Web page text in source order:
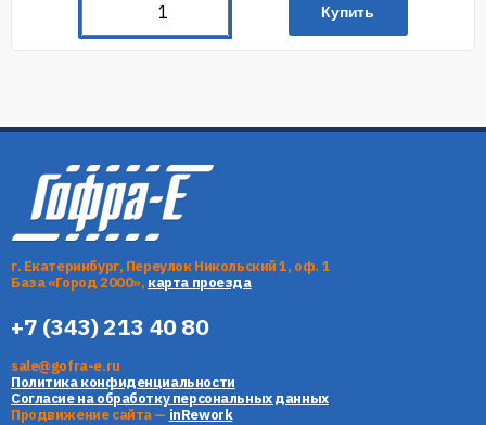
Купить
г. Екатеринбург, Переулок Никольский 1, оф. 1
База «Город 2000», карта проезда
+7 (343) 213 40 80
sale@gofra-e.ru
Политика конфиденциальности
Согласие на обработку персональных данных
Продвижение сайта — inRework